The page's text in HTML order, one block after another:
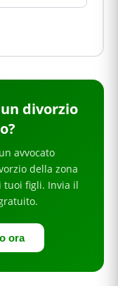
divorzio
?
avvocato
della zona
tuoi figli. Invia il
ora